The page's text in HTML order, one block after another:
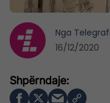
Nga Telegrafi
16/12/2020